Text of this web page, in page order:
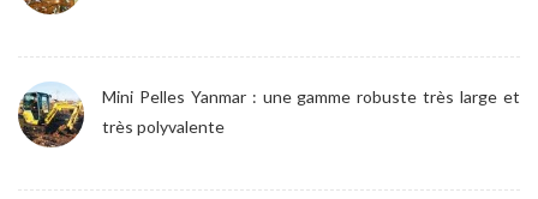
Mini Pelles Yanmar : une gamme robuste très large et
très polyvalente